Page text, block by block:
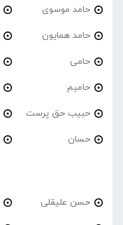
حامد موسوی
حامد همایون
حامی
حامیم
حبیب حق پرست
حسان
حسن علیقلی